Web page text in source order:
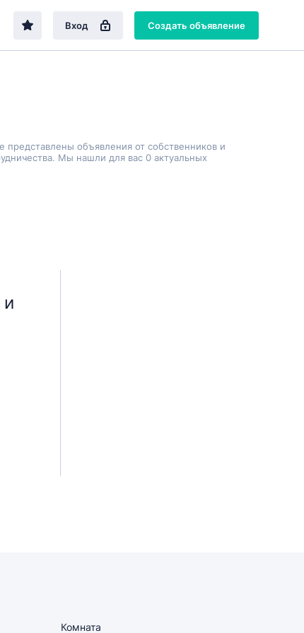
Вход Создать объявление
представлены объявления от собственников и
Мы нашли для вас 0 актуальных
Комната